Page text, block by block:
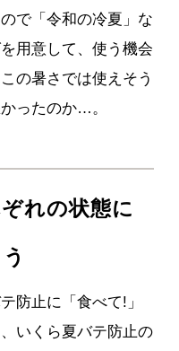
で「令和の冷夏」な
用意して、使う機会
の暑さでは使えそう
ったのか…。
れの状態に
防止に「食べて!」
いくら夏バテ防止の